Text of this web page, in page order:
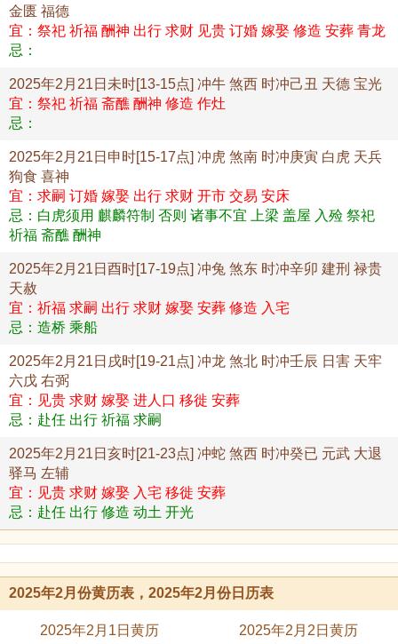
金匮 福德
宜：祭祀 祈福 酬神 出行 求财 见贵 订婚 嫁娶 修造 安葬 青龙
忌：
2025年2月21日未时[13-15点] 冲牛 煞西 时冲己丑 天德 宝光
宜：祭祀 祈福 斋醮 酬神 修造 作灶
忌：
2025年2月21日申时[15-17点] 冲虎 煞南 时冲庚寅 白虎 天兵
狗食 喜神
宜：求嗣 订婚 嫁娶 出行 求财 开市 交易 安床
忌：白虎须用 麒麟符制 否则 诸事不宜 上梁 盖屋 入殓 祭祀
祈福 斋醮 酬神
2025年2月21日酉时[17-19点] 冲兔 煞东 时冲辛卯 建刑 禄贵
天赦
宜：祈福 求嗣 出行 求财 嫁娶 安葬 修造 入宅
忌：造桥 乘船
2025年2月21日戌时[19-21点] 冲龙 煞北 时冲壬辰 日害 天牢
六戊 右弼
宜：见贵 求财 嫁娶 进人口 移徙 安葬
忌：赴任 出行 祈福 求嗣
2025年2月21日亥时[21-23点] 冲蛇 煞西 时冲癸已 元武 大退
驿马 左辅
宜：见贵 求财 嫁娶 入宅 移徙 安葬
忌：赴任 出行 修造 动土 开光
2025年2月份黄历表，2025年2月份日历表
2025年2月1日黄历
2025年2月2日黄历